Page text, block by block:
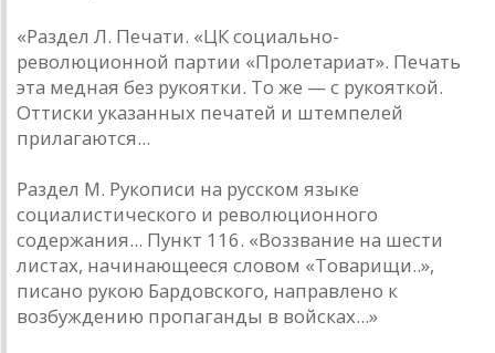
«Раздел Л. Печати. «ЦК социально-
революционной партии «Пролетариат». Печать
эта медная без рукоятки. То же — с рукояткой.
Оттиски указанных печатей и штемпелей
прилагаются...
Раздел М. Рукописи на русском языке
социалистического и революционного
содержания... Пункт 116. «Воззвание на шести
листах, начинающееся словом «Товарищи..»,
писано рукою Бардовского, направлено к
возбуждению пропаганды в войсках...»